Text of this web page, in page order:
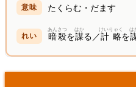
たくらむ・だます
暗殺
あんさつ
を謀
はか
る／計略
けいりゃく
を
は